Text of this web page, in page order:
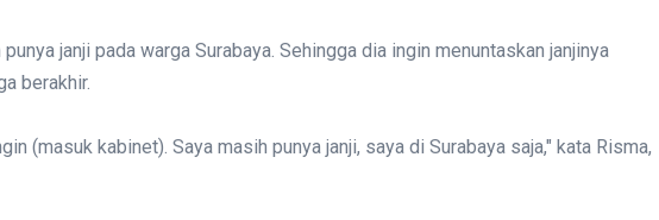
janji pada warga Surabaya. Sehingga dia ingin menuntaskan janjinya
berakhir.
(masuk kabinet). Saya masih punya janji, saya di Surabaya saja," kata Risma,